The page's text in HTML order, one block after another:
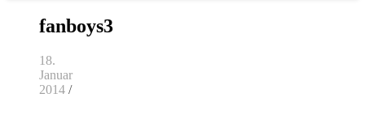
fanboys3
18.
Januar
2014 /